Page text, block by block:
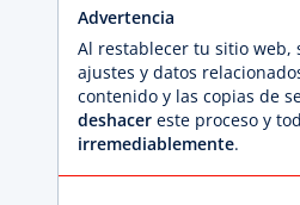
Advertencia
Al restablecer tu sitio web,
ajustes y datos
contenido y las copias de
deshacer este proceso y
irremediablemente.